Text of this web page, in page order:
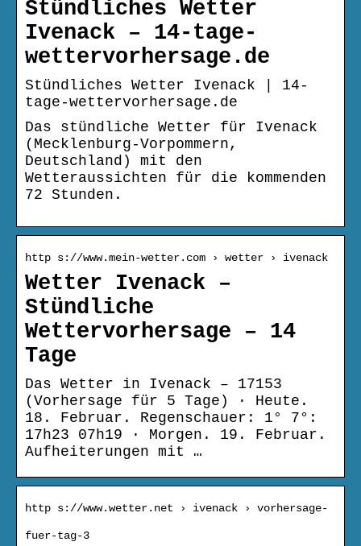
Stündliches Wetter
Ivenack – 14-tage-
wettervorhersage.de
Stündliches Wetter Ivenack | 14-
tage-wettervorhersage.de
Das stündliche Wetter für Ivenack
(Mecklenburg-Vorpommern,
Deutschland) mit den
Wetteraussichten für die kommenden
72 Stunden.
http s://www.mein-wetter.com › wetter › ivenack
Wetter Ivenack –
Stündliche
Wettervorhersage – 14
Tage
Das Wetter in Ivenack – 17153
(Vorhersage für 5 Tage) · Heute.
18. Februar. Regenschauer: 1° 7°:
17h23 07h19 · Morgen. 19. Februar.
Aufheiterungen mit …
http s://www.wetter.net › ivenack › vorhersage-
fuer-tag-3